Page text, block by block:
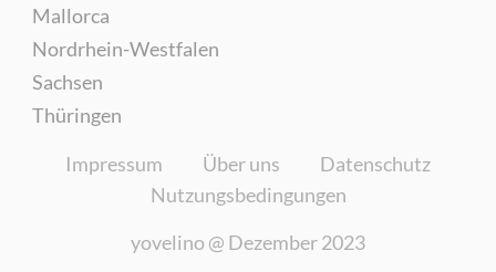
Mallorca
Nordrhein-Westfalen
Sachsen
Thüringen
Impressum Über uns
Datenschutz
Nutzungsbedingungen
yovelino @ Dezember 2023